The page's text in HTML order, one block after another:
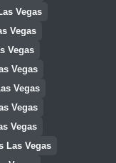
Vegas
Vegas
Vegas
Vegas
Vegas
Vegas
Vegas
Las Vegas